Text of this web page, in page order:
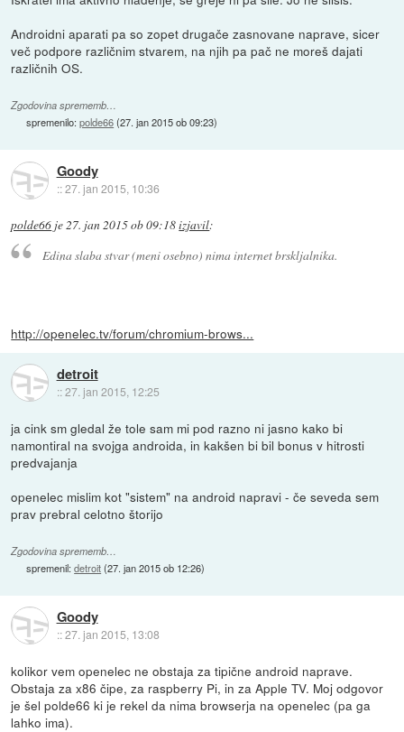
Androidni aparati pa so zopet drugače zasnovane naprave, sicer
več podpore različnim stvarem, na njih pa pač ne moreš dajati
različnih OS.
Zgodovina sprememb…
spremenilo:polde66(27. jan 2015 ob 09:23)
Goody
::27. jan 2015, 10:36
polde66 je27. jan 2015 ob 09:18izjavil:
Edina slaba stvar (meni osebno) nima internet brskljalnika.
http://openelec.tv/forum/chromium-brows...
detroit
::27. jan 2015, 12:25
ja cink sm gledal že tole sam mi pod razno ni jasno kako bi
namontiral na svojga androida, in kakšen bi bil bonus v hitrosti
predvajanja
openelec mislim kot "sistem" na android napravi - če seveda sem
prav prebral celotno štorijo
Zgodovina sprememb…
spremenil:detroit(27. jan 2015 ob 12:26)
Goody
::27. jan 2015, 13:08
kolikor vem openelec ne obstaja za tipične android naprave.
Obstaja za x86 čipe, za raspberry Pi, in za Apple TV. Moj odgovor
je šel polde66 ki je rekel da nima browserja na openelec (pa ga
lahko ima).